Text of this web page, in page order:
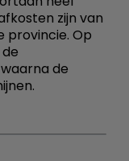
zijn van
provincie. Op
de